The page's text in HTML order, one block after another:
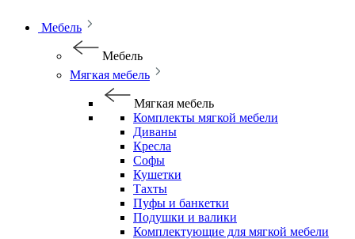
Мебель
Мебель
Мягкая мебель
Мягкая мебель
Комплекты мягкой мебели
Диваны
Кресла
Софы
Кушетки
Тахты
Пуфы и банкетки
Подушки и валики
Комплектующие для мягкой мебели